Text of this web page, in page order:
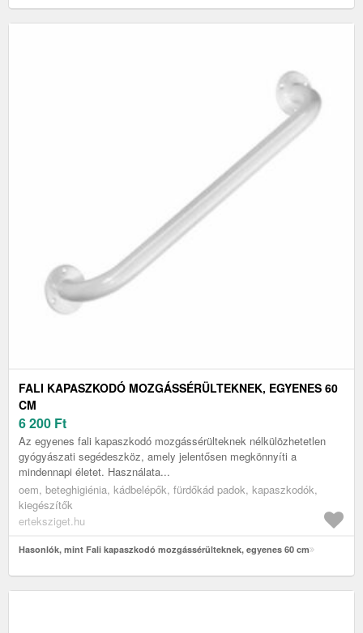
FALI KAPASZKODÓ MOZGÁSSÉRÜLTEKNEK, EGYENES 60
CM
6 200 Ft
Az egyenes fali kapaszkodó mozgássérülteknek nélkülözhetetlen
gyógyászati segédeszköz, amely jelentősen megkönnyíti a
mindennapi életet. Használata...
oem, beteghigiénia, kádbelépők, fürdőkád padok, kapaszkodók,
kiegészítők
erteksziget.hu
Hasonlók, mint Fali kapaszkodó mozgássérülteknek, egyenes 60 cm